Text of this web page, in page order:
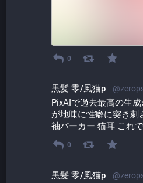
0
黒髪 零/風猫p
PixAIで過去最高の生
が地味に性癖に突き刺
袖パーカー 猫耳 これ
0
黒髪 零/風猫p